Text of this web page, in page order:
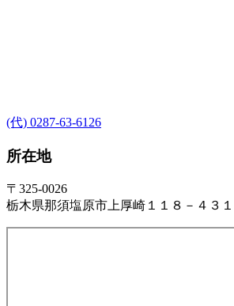
(代) 0287-63-6126
所在地
〒325-0026
栃木県那須塩原市上厚崎１１８－４３１